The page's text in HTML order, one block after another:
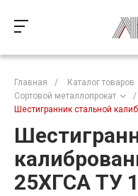
Главная / Каталог товаров
Сортовой металлопрокат
/
Шестигранник стальной
25ХГСА ТУ